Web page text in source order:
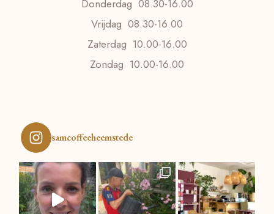
Donderdag 08.30-16.00
Vrijdag 08.30-16.00
Zaterdag 10.00-16.00
Zondag 10.00-16.00
samcoffeeheemstede